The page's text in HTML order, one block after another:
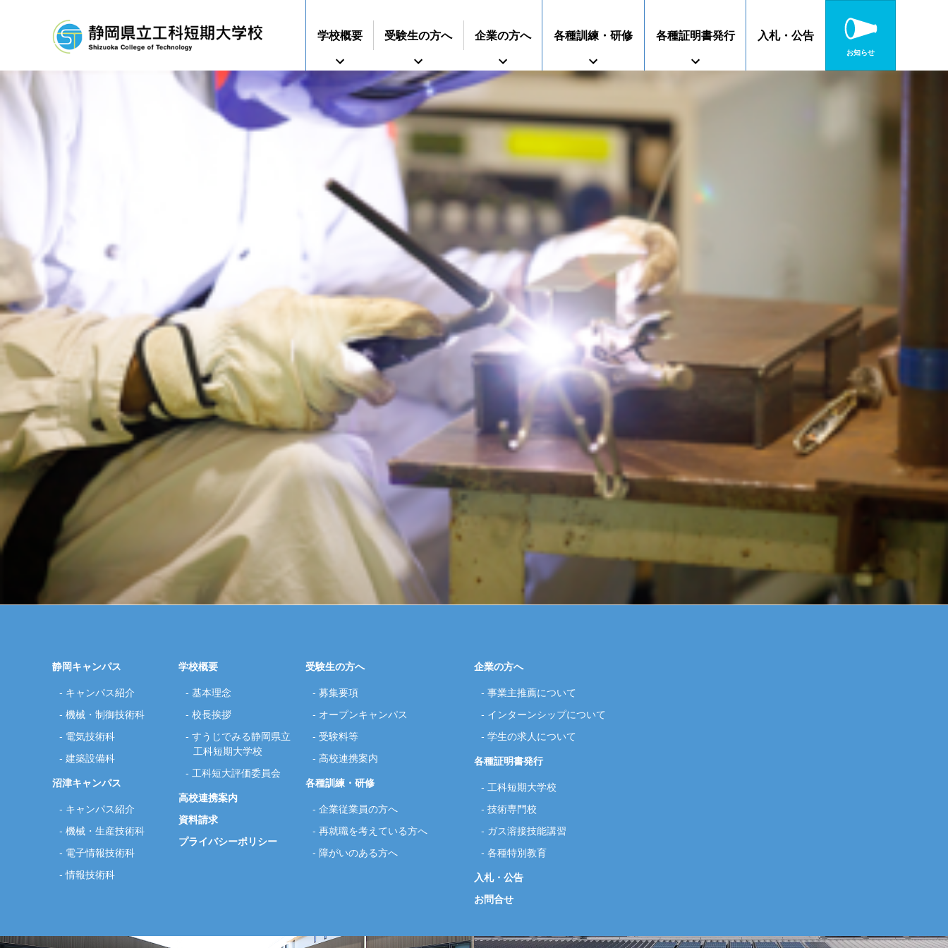
学校概要
すうじでみる静岡県立工科短期大学校 静岡キャンパス
受験生の方へ
募集要項 オープンキャンパス 授業料等 高校連携案内
企業の方へ
事業主推薦について
インターンシップに
学生の求人について
各種訓練・研修
再就職を考えている方へ
各種証明書発行
工科短期大学校 技術専門校 ガス溶接技能講習 各種特別教育
入札・公告
お知らせ
静岡キャンパス
キャンパス紹介
機械・制御技術科
電気技術科
建築設備科
沼津キャンパス
キャンパス紹介
機械・生産技術科
電子情報技術科
情報技術科
学校概要
基本理念
校長挨拶
すうじでみる静岡県立
工科短期大学校
工科短大評価委員会
高校連携案内
資料請求
プライバシーポリシー
受験生の方へ
募集要項
オープンキャンパス
受験料等
高校連携案内
各種訓練・研修
企業従業員の方へ
再就職を考えている方へ
障がいのある方へ
企業の方へ
事業主推薦について
インターンシップについて
学生の求人について
各種証明書発行
工科短期大学校
技術専門校
ガス溶接技能講習
各種特別教育
入札・公告
お問合せ